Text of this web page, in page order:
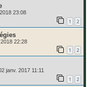
23:08
1 2
22:28
1 2
janv. 2017 11:11
1 2